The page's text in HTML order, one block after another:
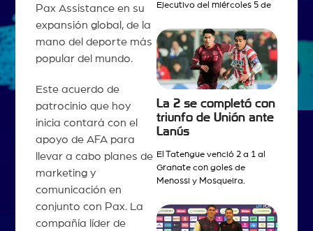
Pax Assistance en su
expansión global, de la
mano del deporte más
popular del mundo.
Este acuerdo de
patrocinio que hoy
inicia contará con el
apoyo de AFA para
llevar a cabo planes de
marketing y
comunicación en
conjunto con Pax. La
compañía líder de
Ejecutivo del miércoles 5 de
La 2 se completó con
triunfo de Unión ante
Lanús
El Tatengue venció 2 a 1 al
Granate con goles de
Menossi y Mosqueira.